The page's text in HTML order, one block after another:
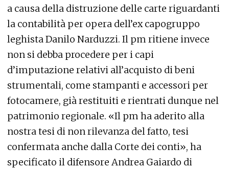
a causa della distruzione delle carte riguardanti
la contabilità per opera dell’ex capogruppo
leghista Danilo Narduzzi. Il pm ritiene invece
non si debba procedere per i capi
d’imputazione relativi all’acquisto di beni
strumentali, come stampanti e accessori per
fotocamere, già restituiti e rientrati dunque nel
patrimonio regionale. «Il pm ha aderito alla
nostra tesi di non rilevanza del fatto, tesi
confermata anche dalla Corte dei conti», ha
specificato il difensore Andrea Gaiardo di